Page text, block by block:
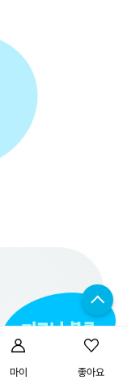
마이 좋아요